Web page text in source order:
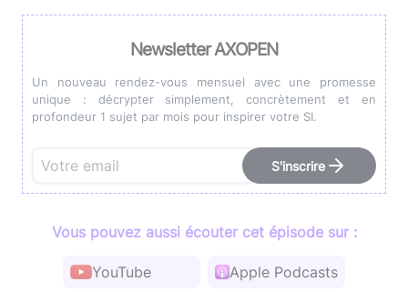
Newsletter AXOPEN
Un nouveau rendez-vous mensuel avec une promesse
unique : décrypter simplement, concrètement et en
profondeur 1 sujet par mois pour inspirer votre SI.
S'inscrire
Vous pouvez aussi écouter cet épisode sur :
YouTube Apple Podcasts